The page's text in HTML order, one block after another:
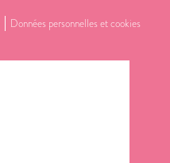
Données personnelles et cookies